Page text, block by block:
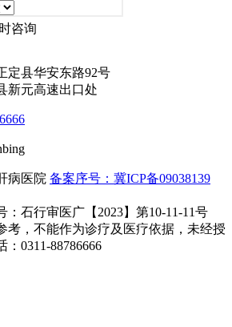
咨询
定县华安东路92号
新元高速出口处
病医院 备案序号：冀ICP备09038139
：石行审医广【2023】第10-11-11号
考，不能作为诊疗及医疗依据，未经授
0311-88786666